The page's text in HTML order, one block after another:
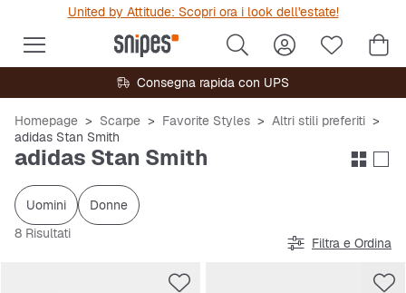
United by Attitude: Scopri ora i look dell'estate!
Consegna rapida con UPS
Homepage Scarpe Favorite Styles
Altri stili preferiti
adidas Stan Smith
adidas Stan Smith
Uomini
Donne
8 Risultati
Filtra e Ordina